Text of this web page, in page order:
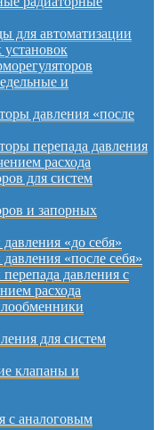
для автоматизации
и
давления «после
перепада давления
расхода
для систем
и запорных
«до себя»
«после себя»
давления с
расхода
для систем
клапаны и
с аналоговым